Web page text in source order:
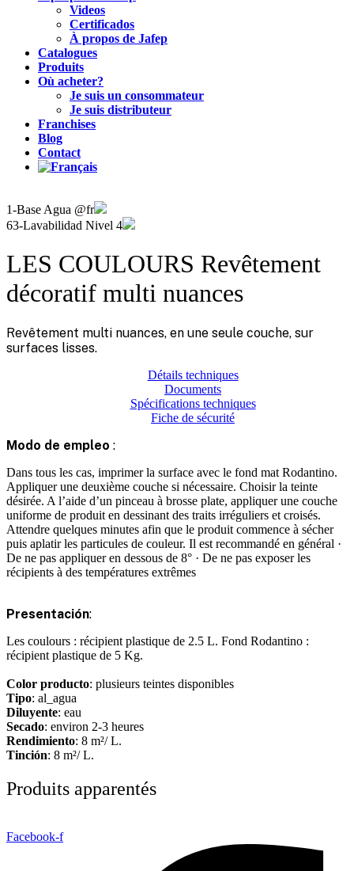
Videos
Certificados
À propos de Jafep
Catalogues
Produits
Où acheter?
Je suis un consommateur
Je suis distributeur
Franchises
Blog
Contact
1-Base Agua @fr
63-Lavabilidad Nivel 4
LES COULOURS Revêtement
décoratif multi nuances
Revêtement multi nuances, en une seule couche, sur
surfaces lisses.
Détails techniques
Documents
Spécifications techniques
Fiche de sécurité
Modo de empleo :
Dans tous les cas, imprimer la surface avec le fond mat Rodantino.
Appliquer une deuxième couche si nécessaire. Choisir la teinte
désirée. A l’aide d’un pinceau à brosse plate, appliquer une couche
uniforme de produit en dessinant des traits irréguliers et croisés.
Attendre quelques minutes afin que le produit commence à sécher
puis aplatir les particules de couleur. Il est recommandé en général ·
De ne pas appliquer en dessous de 8° · De ne pas exposer les
récipients à des températures extrêmes
Presentación:
Les coulours : récipient plastique de 2.5 L. Fond Rodantino :
récipient plastique de 5 Kg.
Color producto: plusieurs teintes disponibles
Tipo: al_agua
Diluyente: eau
Secado: environ 2-3 heures
Rendimiento: 8 m²/ L.
Tinción: 8 m²/ L.
Produits apparentés
Facebook-f